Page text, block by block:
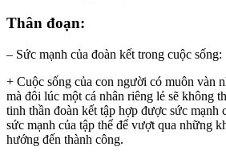
Thân đoạn:
– Sức mạnh của đoàn kết trong cuộc sống:
+ Cuộc sống của con người có muôn vàn
mà đôi lúc một cá nhân riêng lẻ sẽ không
tinh thần đoàn kết tập hợp được sức mạnh
sức mạnh của tập thể để vượt qua những
hướng đến thành công.